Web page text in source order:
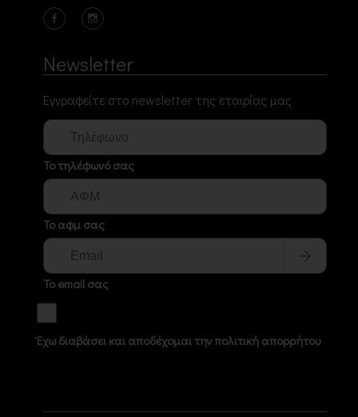
Newsletter
Εγγραφείτε στο newsletter της εταιρίας μας
Το τηλέφωνό σας
Το αφμ σας
Το email σας
Έχω διαβάσει και αποδέχομαι την πολιτική απορρήτου